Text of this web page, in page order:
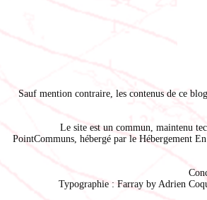
Sauf mention contraire, les contenus de ce
Le site est un commun, maintenu
PointCommuns , hébergé par le Hébergement
Typographie : Farray by Adrien